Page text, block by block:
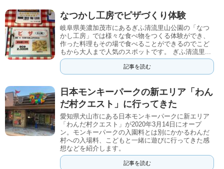
なつかし工房でピザづくり体験
岐阜県美濃加茂市にあるぎふ清流里山公園の「なつ
かし工房」では様々な食べ物をつくる体験ができ、
作った料理もその場で食べることができるのでこど
もから大人まで人気のスポットです。 ぎふ清流里...
記事を読む
日本モンキーパークの新エリア「わん
だ村クエスト」に行ってきた
愛知県犬山市にある日本モンキーパークに新エリア
「わんだ村クエスト」が2020年3月14日にオープ
ン。モンキーパークの入園料とは別にかかるわんだ
村への入場料、こどもと一緒に遊びに行ってきた感
想などを紹介します。
記事を読む